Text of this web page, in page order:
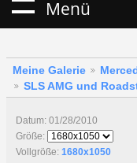
Menü
Meine Galerie
SLS AMG und
Datum: 01/28/2010
Größe:
Vollgröße: 1680x1050